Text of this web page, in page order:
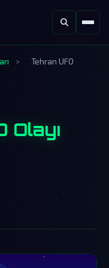
>
Tehran UFO
Olayı